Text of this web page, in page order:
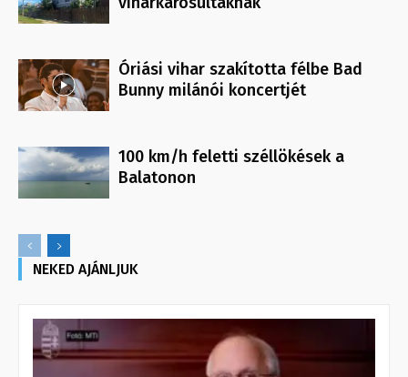
Óriási vihar szakította félbe Bad
Bunny milánói koncertjét
100 km/h feletti széllökések a
Balatonon
NEKED AJÁNLJUK